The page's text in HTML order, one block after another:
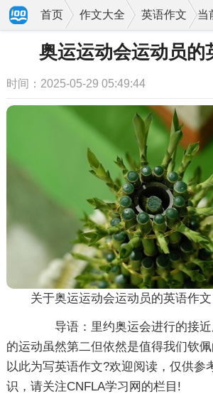
当
首页 作文大全 英语作文
奥运运动会运动员的
时间：2025-05-29 05:49:44
关于奥运运动会运动员的英语作文
导语： 里约奥运会进行的接
的运动虽然第二但依然是值得我们钦
以此为写英语作文?欢迎阅读，仅供参
识，请关注CNFLA学习网的栏目!